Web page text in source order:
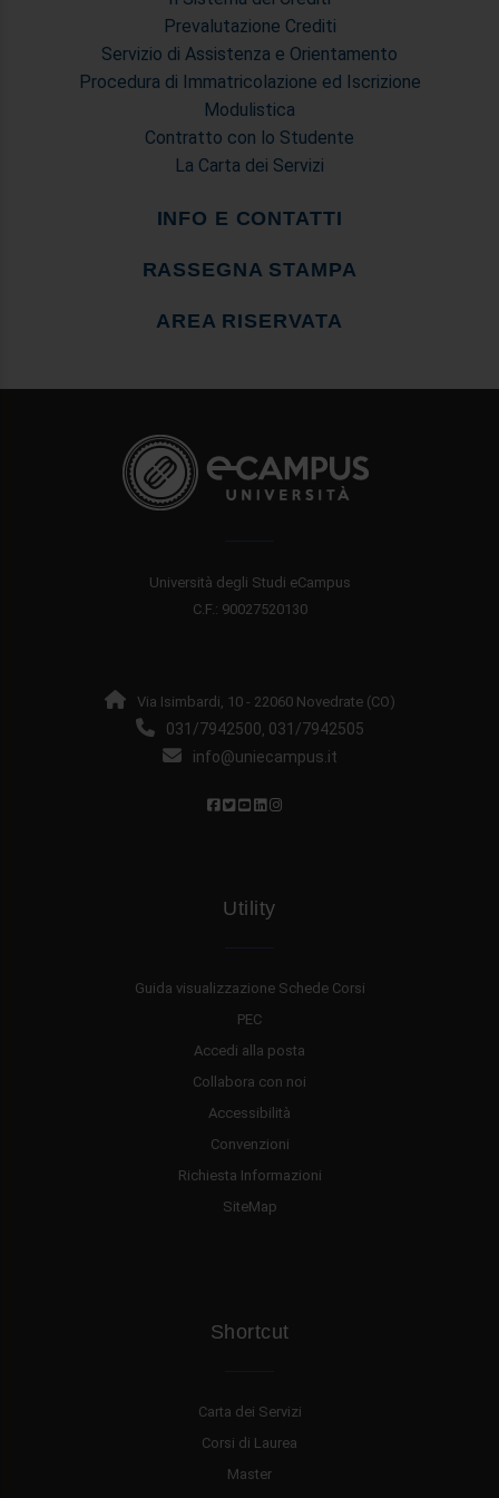
Prevalutazione Crediti
Servizio di Assistenza e Orientamento
Procedura di Immatricolazione ed Iscrizione
Modulistica
Contratto con lo Studente
La Carta dei Servizi
INFO E CONTATTI
RASSEGNA STAMPA
AREA RISERVATA
Università degli Studi eCampus
C.F.: 90027520130
Via Isimbardi, 10 - 22060 Novedrate (CO)
031/7942500, 031/7942505
info@uniecampus.it
Utility
Guida visualizzazione Schede Corsi
PEC
Accedi alla posta
Collabora con noi
Accessibilità
Convenzioni
Richiesta Informazioni
SiteMap
Shortcut
Carta dei Servizi
Corsi di Laurea
Master